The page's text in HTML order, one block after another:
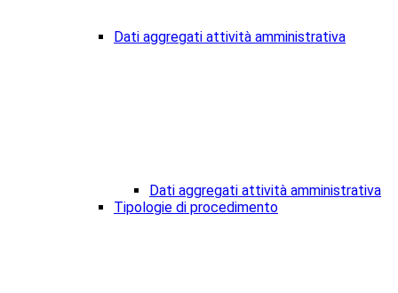
Dati aggregati attività amministrativa
Dati aggregati attività amministrativa
Tipologie di procedimento